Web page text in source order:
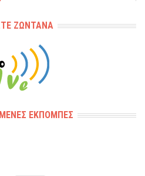
ΖΩΝΤΑΝΆ
ΕΚΠΟΜΠΈΣ